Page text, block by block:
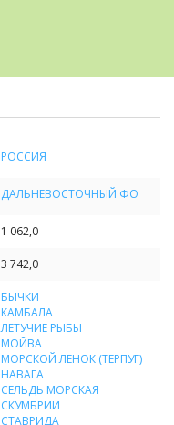
РОССИЯ
ДАЛЬНЕВОСТОЧНЫЙ ФО
1 062,0
3 742,0
БЫЧКИ
КАМБАЛА
ЛЕТУЧИЕ РЫБЫ
МОЙВА
МОРСКОЙ ЛЕНОК (ТЕРПУГ)
НАВАГА
СЕЛЬДЬ МОРСКАЯ
СКУМБРИИ
СТАВРИДА